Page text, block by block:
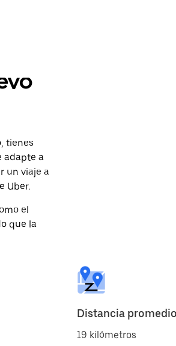
tienes
adapte a
un viaje a
Uber.
el
que la
Distancia
19 kilómetros